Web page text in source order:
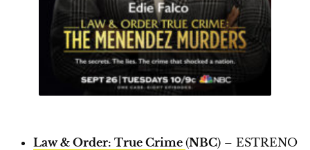
Law & Order: True Crime (NBC) – ESTRENO